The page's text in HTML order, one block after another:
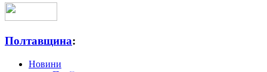
Полтавщина:
Новини